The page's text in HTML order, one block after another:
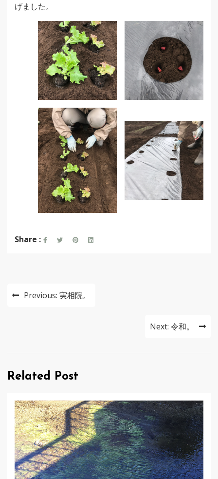
げました。
Share :
投
ー
ョ
ン
Previous: 実相院。
Next: 令和。
Related Post